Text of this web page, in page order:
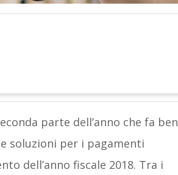
parte dell’anno che fa ben
soluzioni per i pagamenti
dell’anno fiscale 2018. Tra i